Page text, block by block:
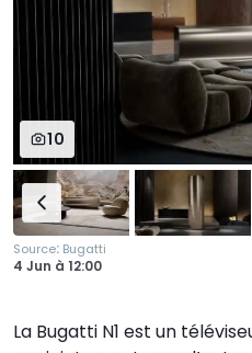
10
Source: Bugatti
4 Jun à 12:00
La Bugatti N1 est un